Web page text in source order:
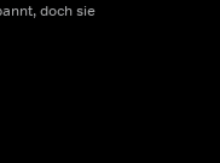
doch sie